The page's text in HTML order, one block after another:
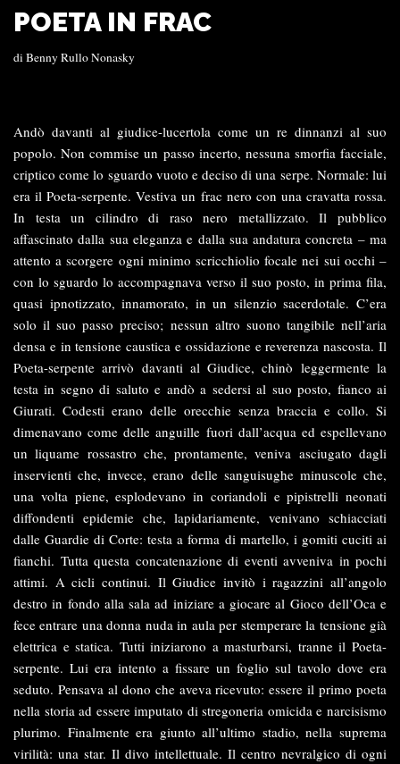
POETA IN FRAC
diBenny Rullo Nonasky
Andò davanti al giudice-lucertola come un re dinnanzi al suo
popolo. Non commise un passo incerto, nessuna smorfia facciale,
criptico come lo sguardo vuoto e deciso di una serpe. Normale: lui
era il Poeta-serpente. Vestiva un frac nero con una cravatta rossa.
In testa un cilindro di raso nero metallizzato. Il pubblico
affascinato dalla sua eleganza e dalla sua andatura concreta – ma
attento a scorgere ogni minimo scricchiolio focale nei sui occhi –
con lo sguardo lo accompagnava verso il suo posto, in prima fila,
quasi ipnotizzato, innamorato, in un silenzio sacerdotale. C’era
solo il suo passo preciso; nessun altro suono tangibile nell’aria
densa e in tensione caustica e ossidazione e reverenza nascosta. Il
Poeta-serpente arrivò davanti al Giudice, chinò leggermente la
testa in segno di saluto e andò a sedersi al suo posto, fianco ai
Giurati. Codesti erano delle orecchie senza braccia e collo. Si
dimenavano come delle anguille fuori dall’acqua ed espellevano
un liquame rossastro che, prontamente, veniva asciugato dagli
inservienti che, invece, erano delle sanguisughe minuscole che,
una volta piene, esplodevano in coriandoli e pipistrelli neonati
diffondenti epidemie che, lapidariamente, venivano schiacciati
dalle Guardie di Corte: testa a forma di martello, i gomiti cuciti ai
fianchi. Tutta questa concatenazione di eventi avveniva in pochi
attimi. A cicli continui. Il Giudice invitò i ragazzini all’angolo
destro in fondo alla sala ad iniziare a giocare al Gioco dell’Oca e
fece entrare una donna nuda in aula per stemperare la tensione già
elettrica e statica. Tutti iniziarono a masturbarsi, tranne il Poeta-
serpente. Lui era intento a fissare un foglio sul tavolo dove era
seduto. Pensava al dono che aveva ricevuto: essere il primo poeta
nella storia ad essere imputato di stregoneria omicida e narcisismo
plurimo. Finalmente era giunto all’ultimo stadio, nella suprema
virilità: una star. Il divo intellettuale. Il centro nevralgico di ogni